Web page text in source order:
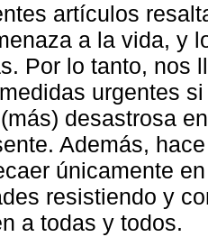
artículos
a la vida, y
Por lo tanto, nos
urgentes
desastrosa
Además,
únicamente
resistiendo y
a todas y todos.